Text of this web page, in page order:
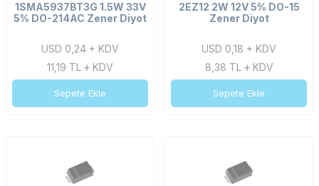
1SMA5937BT3G 1.5W 33V
5% DO-214AC Zener Diyot
USD 0,24 + KDV
11,19 TL KDV
Sepete Ekle
2EZ12 2W 12V 5% DO-15
Zener Diyot
USD 0,18 + KDV
8,38 TL KDV
Sepete Ekle